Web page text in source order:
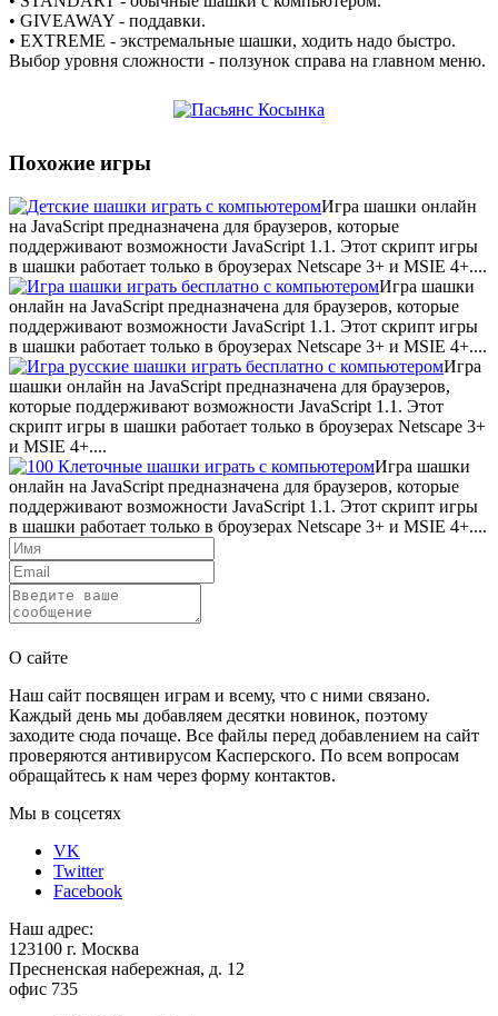
• GIVEAWAY - поддавки.
• EXTREME - экстремальные шашки, ходить надо быстро.
Выбор уровня сложности - ползунок справа на главном меню.
Похожие игры
Игра шашки онлайн
на JavaScript предназначена для браузеров, которые
поддерживают возможности JavaScript 1.1. Этот скрипт игры
в шашки работает только в броузерах Netscape 3+ и MSIE 4+....
Игра шашки
онлайн на JavaScript предназначена для браузеров, которые
поддерживают возможности JavaScript 1.1. Этот скрипт игры
в шашки работает только в броузерах Netscape 3+ и MSIE 4+....
Игра
шашки онлайн на JavaScript предназначена для браузеров,
которые поддерживают возможности JavaScript 1.1. Этот
скрипт игры в шашки работает только в броузерах Netscape 3+
и MSIE 4+....
Игра шашки
онлайн на JavaScript предназначена для браузеров, которые
поддерживают возможности JavaScript 1.1. Этот скрипт игры
в шашки работает только в броузерах Netscape 3+ и MSIE 4+....
О сайте
Наш сайт посвящен играм и всему, что с ними связано.
Каждый день мы добавляем десятки новинок, поэтому
заходите сюда почаще. Все файлы перед добавлением на сайт
проверяются антивирусом Касперского. По всем вопросам
обращайтесь к нам через форму контактов.
Мы в соцсетях
VK
Twitter
Facebook
Наш адрес:
123100 г. Москва
Пресненская набережная, д. 12
офис 735